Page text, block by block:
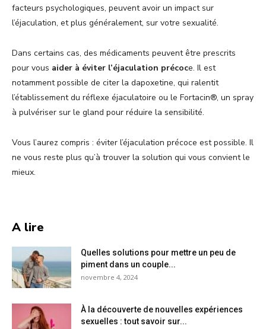
facteurs psychologiques, peuvent avoir un impact sur
l’éjaculation, et plus généralement, sur votre sexualité.
Dans certains cas, des médicaments peuvent être prescrits
pour vous aider à éviter l’éjaculation précoce. Il est
notamment possible de citer la dapoxetine, qui ralentit
l’établissement du réflexe éjaculatoire ou le Fortacin®, un spray
à pulvériser sur le gland pour réduire la sensibilité.
Vous l’aurez compris : éviter l’éjaculation précoce est possible. Il
ne vous reste plus qu’à trouver la solution qui vous convient le
mieux.
A lire
Quelles solutions pour mettre un peu de
piment dans un couple...
novembre 4, 2024
À la découverte de nouvelles expériences
sexuelles : tout savoir sur...